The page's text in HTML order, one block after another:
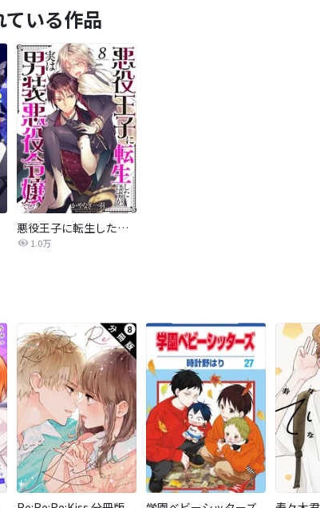
いる作品
悪役王子に転生したはずが、実は男装悪役令嬢でした
1.0万